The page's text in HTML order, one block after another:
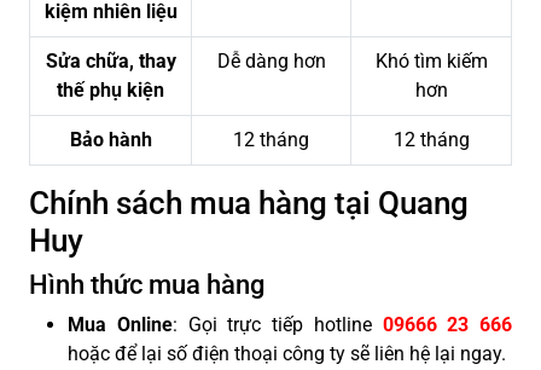
kiệm nhiên liệu
Sửa chữa, thay
thế phụ kiện
Dễ dàng hơn
Khó tìm kiếm
hơn
Bảo hành 12 tháng 12 tháng
Chính sách mua hàng tại Quang
Huy
Hình thức mua hàng
Mua Online: Gọi trực tiếp hotline 09666 23 666
hoặc để lại số điện thoại công ty sẽ liên hệ lại ngay.